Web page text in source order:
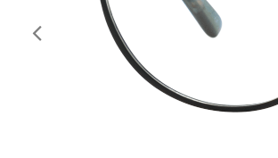
Edellinen